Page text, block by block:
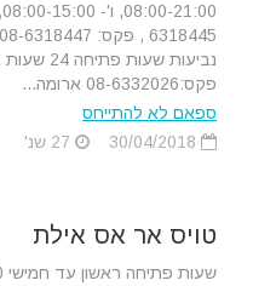
פקס:08-6332026 ארומה...
ספאם לא להתייחס
טויס אר אס אילת